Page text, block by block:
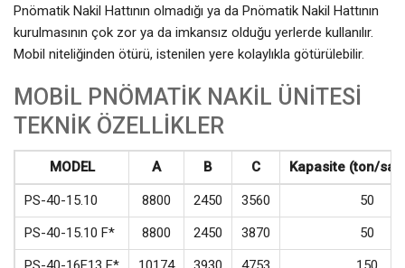
Pnömatik Nakil Hattının olmadığı ya da Pnömatik Nakil Hattının
kurulmasının çok zor ya da imkansız olduğu yerlerde kullanılır.
Mobil niteliğinden ötürü, istenilen yere kolaylıkla götürülebilir.
MOBİL PNÖMATİK NAKİL ÜNİTESİ
TEKNİK ÖZELLİKLER
MODEL A B C Kapasite (ton/
PS-40-15.10 8800 2450 3560
50
PS-40-15.10 F*
8800 2450 3870
50